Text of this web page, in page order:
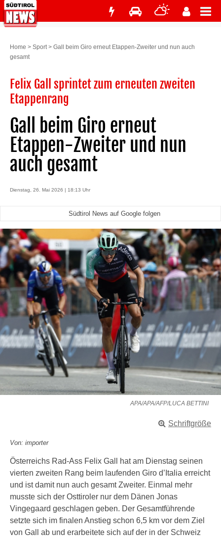
Home > Sport> Gall beim Giro erneut Etappen-Zweiter und nun auch
gesamt
Felix Gall sprintet zum erneuten zweiten
Etappenrang
Gall beim Giro erneut
Etappen-Zweiter und nun
auch gesamt
Dienstag, 26. Mai 2026 | 18:13 Uhr
Südtirol News auf Google folgen
APA/APA/AFP/LUCA BETTINI
Schriftgröße
Von: importer
Österreichs Rad-Ass Felix Gall hat am Dienstag seinen
vierten zweiten Rang beim laufenden Giro d’Italia erreicht
und ist damit nun auch gesamt Zweiter. Einmal mehr
musste sich der Osttiroler nur dem Dänen Jonas
Vingegaard geschlagen geben. Der Gesamtführende
setzte sich im finalen Anstieg schon 6,5 km vor dem Ziel
von Gall ab und erarbeitete sich auf der in der Schweiz